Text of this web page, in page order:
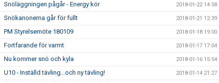
Snöläggningen pågår - Energy kör 2018-01-22 14:58
Snökanonerna går för fullt 2018-01-21 12:39
PM Styrelsemöte 180109 2018-01-18 19:00
Fortfarande för varmt 2018-01-17 17:04
Nu kommer snö och kyla 2018-01-16 15:54
U10 - Inställd tävling...och ny tävling! 2018-01-14 21:27